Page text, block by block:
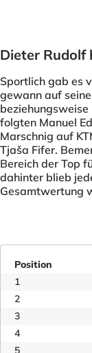
Dieter Rudolf
Sportlich gab es
gewann auf
folgten Manuel
Marschnig auf
Tjaša Fifer.
Bereich der Top
dahinter blieb
Gesamtwertung
Position
1
2
3
4
5